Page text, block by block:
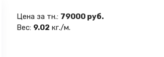
Цена за тн.: 79000 руб.
Вес: 9.02 кг./м.